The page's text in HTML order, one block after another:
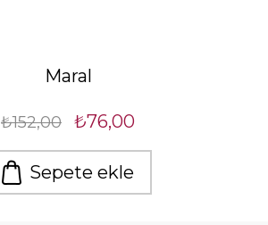
Maral
₺152,00 ₺76,00
Sepete ekle